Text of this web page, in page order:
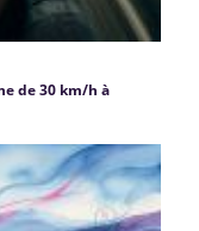
de 30 km/h à